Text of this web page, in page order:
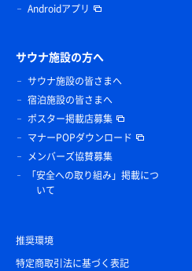
Androidアプリ
サウナ施設の方へ
サウナ施設の皆さまへ
宿泊施設の皆さまへ
ポスター掲載店募集
マナーPOPダウンロード
メンバーズ協賛募集
「安全への取り組み」掲載につ
いて
推奨環境
特定商取引法に基づく表記